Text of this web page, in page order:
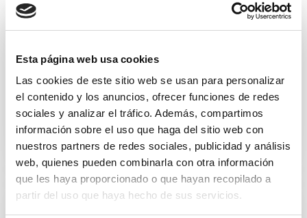
Esta página web usa cookies
Las cookies de este sitio web se usan para personalizar
el contenido y los anuncios, ofrecer funciones de redes
sociales y analizar el tráfico. Además, compartimos
información sobre el uso que haga del sitio web con
nuestros partners de redes sociales, publicidad y análisis
web, quienes pueden combinarla con otra información
que les haya proporcionado o que hayan recopilado a
partir del uso que haya hecho de sus servicios.
Latas y fondos